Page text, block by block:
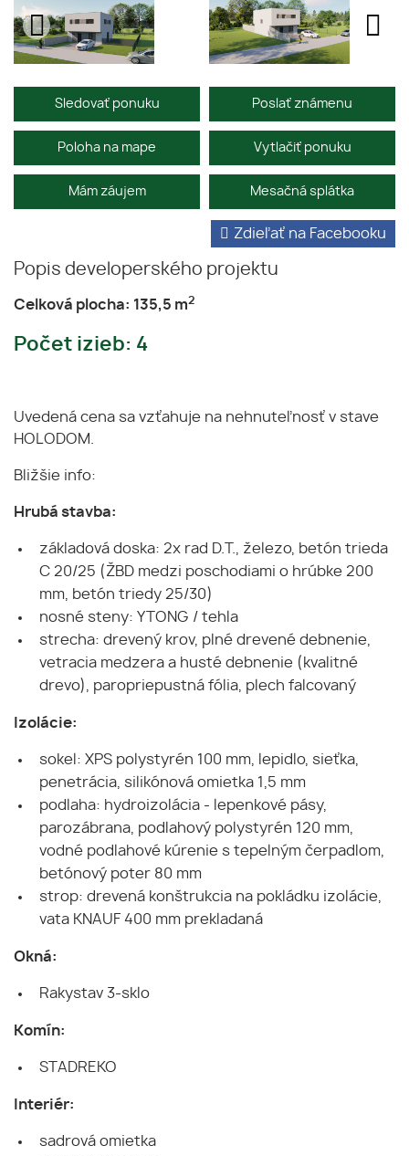
Sledovať ponuku Poslať známenu
Poloha na mape Vytlačiť ponuku
Mám záujem Mesačná splátka
Popis developerského projektu
Zdieľať na Facebooku
Celková plocha: 135,5 m2
Počet izieb: 4
Uvedená cena sa vzťahuje na nehnuteľnosť v stave
HOLODOM.
Bližšie info:
Hrubá stavba:
základová doska: 2x rad D.T., železo, betón trieda
C 20/25 (ŽBD medzi poschodiami o hrúbke 200
mm, betón triedy 25/30)
nosné steny: YTONG / tehla
strecha: drevený krov, plné drevené debnenie,
vetracia medzera a husté debnenie (kvalitné
drevo), paropriepustná fólia, plech falcovaný
Izolácie:
sokel: XPS polystyrén 100 mm, lepidlo, sieťka,
penetrácia, silikónová omietka 1,5 mm
podlaha: hydroizolácia - lepenkové pásy,
parozábrana, podlahový polystyrén 120 mm,
vodné podlahové kúrenie s tepelným čerpadlom,
betónový poter 80 mm
strop: drevená konštrukcia na pokládku izolácie,
vata KNAUF 400 mm prekladaná
Okná:
Rakystav 3-sklo
Komín:
STADREKO
Interiér:
sadrová omietka